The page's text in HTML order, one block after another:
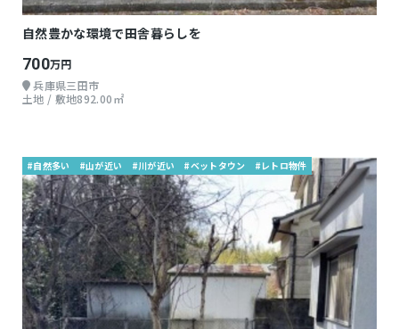
自然豊かな環境で田舎暮らしを
700万円
兵庫県三田市
土地 / 敷地892.00㎡
#自然多い #山が近い #川が近い #ベットタウン #レトロ物件